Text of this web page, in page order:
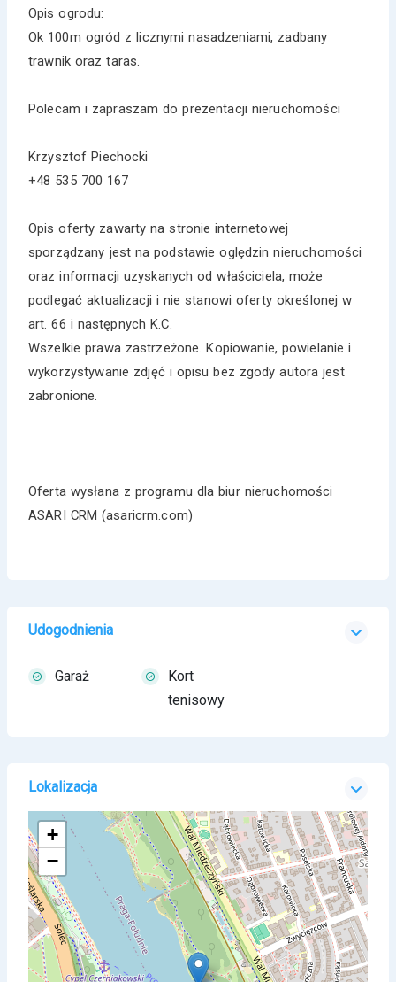
Opis ogrodu:
Ok 100m ogród z licznymi nasadzeniami, zadbany
trawnik oraz taras.
Polecam i zapraszam do prezentacji nieruchomości
Krzysztof Piechocki
+48 535 700 167
Opis oferty zawarty na stronie internetowej
sporządzany jest na podstawie oględzin nieruchomości
oraz informacji uzyskanych od właściciela, może
podlegać aktualizacji i nie stanowi oferty określonej w
art. 66 i następnych K.C.
Wszelkie prawa zastrzeżone. Kopiowanie, powielanie i
wykorzystywanie zdjęć i opisu bez zgody autora jest
zabronione.
Oferta wysłana z programu dla biur nieruchomości
ASARI CRM (asaricrm.com)
Udogodnienia
Garaż
Kort
tenisowy
Lokalizacja
+
−